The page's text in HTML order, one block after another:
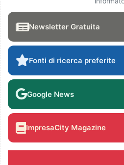
Newsletter Gratuita
Fonti di ricerca preferite
Google News
ImpresaCity Magazine